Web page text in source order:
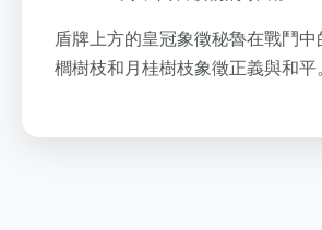
盾牌上方的皇冠象徵秘魯在戰鬥
櫚樹枝和月桂樹枝象徵正義與和平。